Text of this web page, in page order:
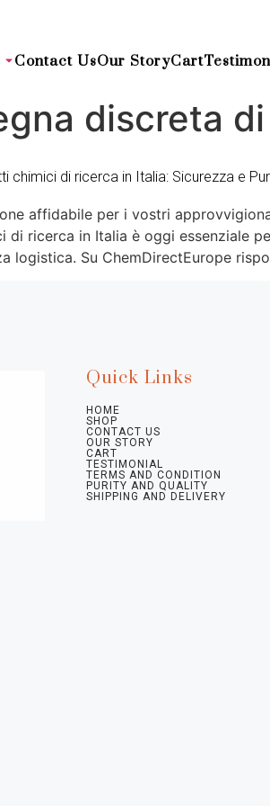
Contact UsOur StoryCart
discreta
chimici di ricerca in Italia: Sicurezza e
affidabile per i vostri
ricerca in Italia è oggi essenziale
logistica. Su ChemDirectEurope
Quick Links
HOME
SHOP
CONTACT US
OUR STORY
CART
TESTIMONIAL
TERMS AND CONDITION
PURITY AND QUALITY
SHIPPING AND DELIVERY